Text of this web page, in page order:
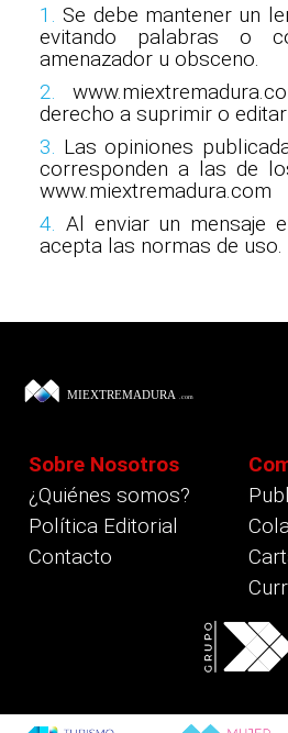
1. Se debe mantener un
evitando palabras o
amenazador u obsceno.
2.
derecho a suprimir o
3. Las opiniones
corresponden a las de
www.miextremadura.com
4. Al enviar un mensaje
acepta las normas de uso.
Sobre Nosotros
¿Quiénes somos?
Política Editorial
Contacto